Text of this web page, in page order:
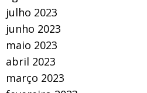
julho 2023
junho 2023
maio 2023
abril 2023
março 2023